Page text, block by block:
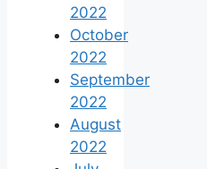
2022
October
2022
September
2022
August
2022